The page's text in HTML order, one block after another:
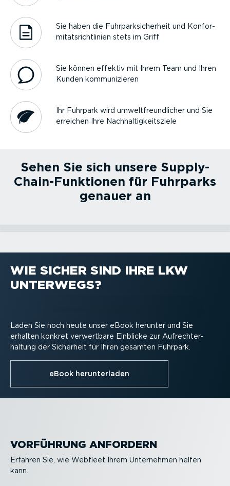
Sie haben die Fuhrpark­si­cherheit und Konfor­
mi­täts­richt­linien stets im Griff
Sie können effektiv mit Ihrem Team und Ihren
Kunden kommu­ni­zieren
Ihr Fuhrpark wird umwelt­freund­licher und Sie
erreichen Ihre Nachhal­tig­keits­ziele
Sehen Sie sich unsere Supply-
Chain-­Funk­tionen für Fuhrparks
genauer an
Asset Tracking
Fuhrpar­k-Da­shcam
PREMIUM.connect
Workflow Management
Umwelt­freund­liche und sichere Fahrweise
WIE SICHER SIND IHRE LKW
UNTERWEGS?
Laden Sie noch heute unser eBook herunter und Sie
erhalten konkret verwertbare Einblicke zur Aufrecht­er­
haltung der Sicherheit für Ihren gesamten Fuhrpark.
eBook herun­ter­laden
VORFÜHRUNG ANFORDERN
Erfahren Sie, wie Webfleet Ihrem Unternehmen helfen
kann.